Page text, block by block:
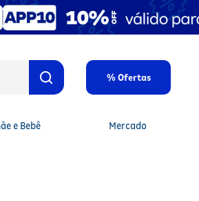
% Ofertas
e Bebê Mercado